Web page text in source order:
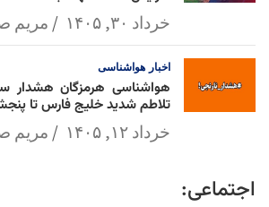
خرداد ۳۰, ۱۴۰۵ مریم
اخبار هواشناسی
هواشناسی هرمزگان هشدار
تلاطم شدید خلیج فارس تا
خرداد ۱۲, ۱۴۰۵ مریم
اجتماعی: